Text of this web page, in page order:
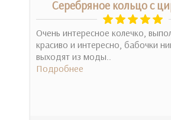
Серебряное кольцо с
Очень интересное колечко,
красиво и интересно, бабочки
выходят из моды..
Подробнее